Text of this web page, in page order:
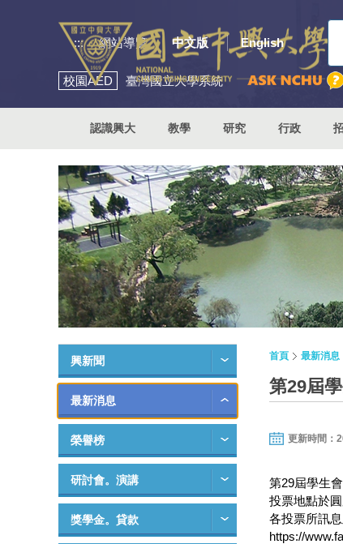
::: 網站導覽 中文版 English
校園AED 臺灣國立大學系統
認識興大 教學 研究 行政
興新聞
最新消息
榮譽榜
研討會。演講
獎學金。貸款
首頁 最新消息
第29屆
更新時間：
第29屆學生
投票地點於
各投票所訊
https://